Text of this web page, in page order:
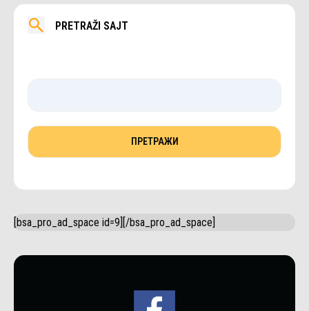
PRETRAŽI SAJT
[bsa_pro_ad_space id=9][/bsa_pro_ad_space]